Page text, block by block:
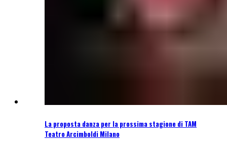
La proposta danza per la prossima stagione di TAM
Teatro Arcimboldi Milano